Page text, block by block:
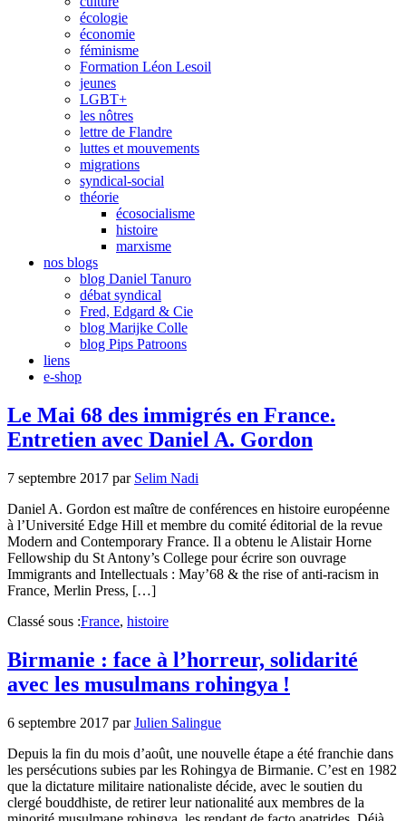
écologie
économie
féminisme
Formation Léon Lesoil
jeunes
LGBT+
les nôtres
lettre de Flandre
luttes et mouvements
migrations
syndical-social
théorie
écosocialisme
histoire
marxisme
nos blogs
blog Daniel Tanuro
débat syndical
Fred, Edgard & Cie
blog Marijke Colle
blog Pips Patroons
liens
e-shop
Le Mai 68 des immigrés en France.
Entretien avec Daniel A. Gordon
7 septembre 2017 par Selim Nadi
Daniel A. Gordon est maître de conférences en histoire européenne
à l’Université Edge Hill et membre du comité éditorial de la revue
Modern and Contemporary France. Il a obtenu le Alistair Horne
Fellowship du St Antony’s College pour écrire son ouvrage
Immigrants and Intellectuals : May’68 & the rise of anti-racism in
France, Merlin Press, […]
Classé sous :France, histoire
Birmanie : face à l’horreur, solidarité
avec les musulmans rohingya !
6 septembre 2017 parJulien Salingue
Depuis la fin du mois d’août, une nouvelle étape a été franchie dans
les persécutions subies par les Rohingya de Birmanie. C’est en 1982
que la dictature militaire nationaliste décide, avec le soutien du
clergé bouddhiste, de retirer leur nationalité aux membres de la